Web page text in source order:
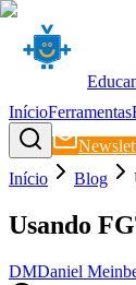
InícioFerramentas
Início
Blog
Usando
DMDaniel